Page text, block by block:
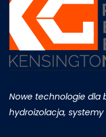
Nowe technologie dla
hydroizolacja,